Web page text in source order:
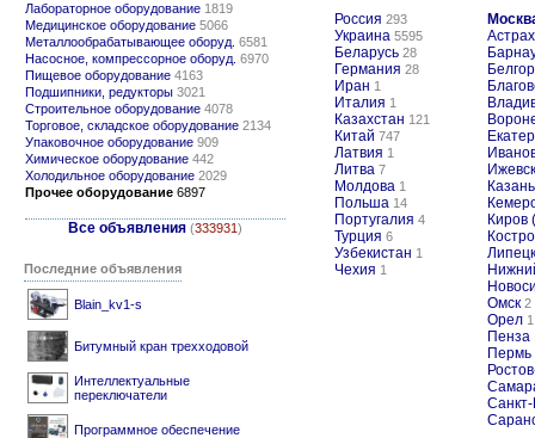
Лабораторное оборудование 1819
Медицинское оборудование 5066
Металлообрабатывающее оборуд. 6581
Насосное, компрессорное оборуд. 6970
Пищевое оборудование 4163
Подшипники, редукторы 3021
Строительное оборудование 4078
Торговое, складское оборудование 2134
Упаковочное оборудование 909
Химическое оборудование 442
Холодильное оборудование 2029
Прочее оборудование 6897
Все объявления (333931)
Последние объявления
Blain_kv1-s
Битумный кран трехходовой
Интеллектуальные
переключатели
Программное обеспечение
Россия 293
Украина 5595
Беларусь 28
Германия 28
Иран 1
Италия 1
Казахстан 121
Китай 747
Латвия 1
Литва 7
Молдова 1
Польша 14
Португалия 4
Турция 6
Узбекистан 1
Чехия 1
Ижевск
Казань
Киров
Липецк
Омск 2
Орел 1
Пенза
Пермь